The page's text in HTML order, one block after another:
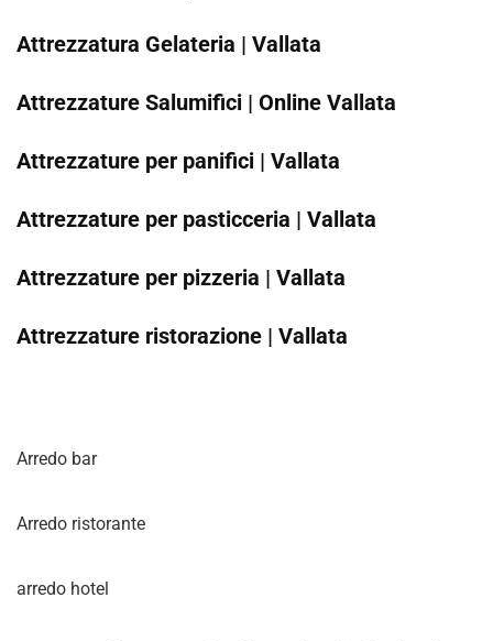
Attrezzatura Gelateria | Vallata
Attrezzature Salumifici | Online Vallata
Attrezzature per panifici | Vallata
Attrezzature per pasticceria | Vallata
Attrezzature per pizzeria | Vallata
Attrezzature ristorazione | Vallata
Arredo bar
Arredo ristorante
arredo hotel